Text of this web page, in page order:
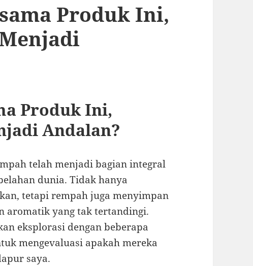
Produk Ini,
Produk Ini,
Andalan?
telah menjadi bagian integral
dunia. Tidak hanya
tetapi rempah juga menyimpan
aromatik yang tak tertandingi.
eksplorasi dengan beberapa
mengevaluasi apakah mereka
saya.